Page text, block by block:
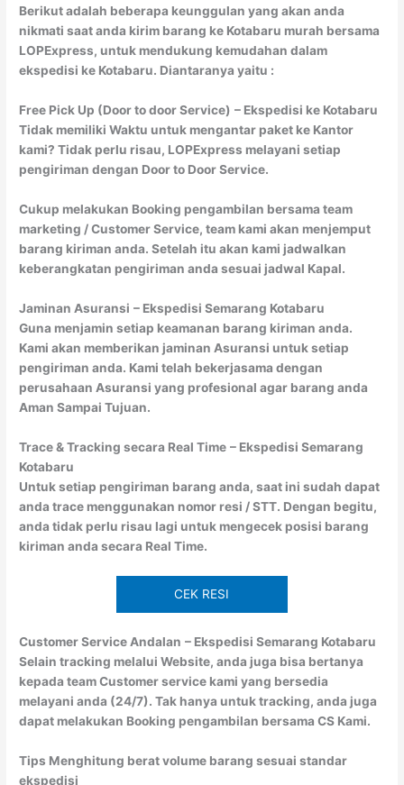
Berikut adalah beberapa keunggulan yang akan anda
nikmati saat anda kirim barang ke Kotabaru murah bersama
LOPExpress, untuk mendukung kemudahan dalam
ekspedisi ke Kotabaru. Diantaranya yaitu :
Free Pick Up (Door to door Service) – Ekspedisi ke Kotabaru
Tidak memiliki Waktu untuk mengantar paket ke Kantor
kami? Tidak perlu risau, LOPExpress melayani setiap
pengiriman dengan Door to Door Service.
Cukup melakukan Booking pengambilan bersama team
marketing / Customer Service, team kami akan menjemput
barang kiriman anda. Setelah itu akan kami jadwalkan
keberangkatan pengiriman anda sesuai jadwal Kapal.
Jaminan Asuransi – Ekspedisi Semarang Kotabaru
Guna menjamin setiap keamanan barang kiriman anda.
Kami akan memberikan jaminan Asuransi untuk setiap
pengiriman anda. Kami telah bekerjasama dengan
perusahaan Asuransi yang profesional agar barang anda
Aman Sampai Tujuan.
Trace & Tracking secara Real Time – Ekspedisi Semarang
Kotabaru
Untuk setiap pengiriman barang anda, saat ini sudah dapat
anda trace menggunakan nomor resi / STT. Dengan begitu,
anda tidak perlu risau lagi untuk mengecek posisi barang
kiriman anda secara Real Time.
CEK RESI
Customer Service Andalan – Ekspedisi Semarang Kotabaru
Selain tracking melalui Website, anda juga bisa bertanya
kepada team Customer service kami yang bersedia
melayani anda (24/7). Tak hanya untuk tracking, anda juga
dapat melakukan Booking pengambilan bersama CS Kami.
Tips Menghitung berat volume barang sesuai standar
ekspedisi